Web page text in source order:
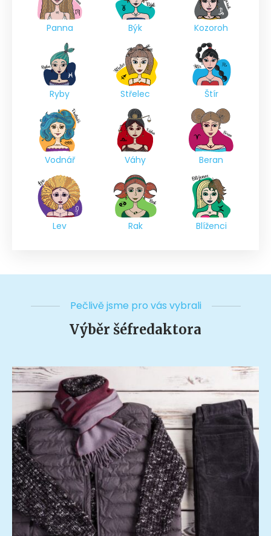
Panna Býk Kozoroh
Ryby Střelec Štír
Vodnář Váhy Beran
Lev Rak Blíženci
Pečlivě jsme pro vás vybrali
Výběr šéfredaktora